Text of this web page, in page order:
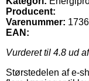
Producent:
Varenummer:
EAN:
Vurderet til 4.8 ud
Størstedelen af e-